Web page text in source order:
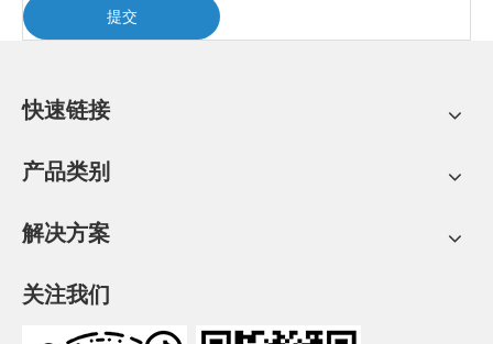
提交
快速链接
产品类别
解决方案
关注我们